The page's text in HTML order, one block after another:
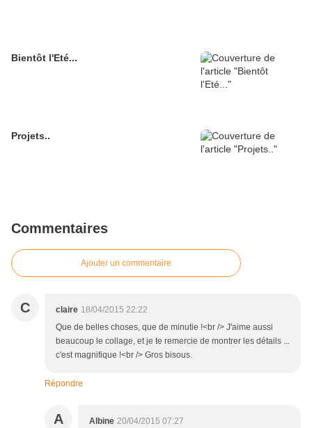
Bientôt l'Eté...
Projets..
Commentaires
Ajouter un commentaire
C claire 18/04/2015 22:22
Que de belles choses, que de minutie !<br /> J'aime aussi
beaucoup le collage, et je te remercie de montrer les détails ...
c'est magnifique !<br /> Gros bisous.
Répondre
A Albine 20/04/2015 07:27